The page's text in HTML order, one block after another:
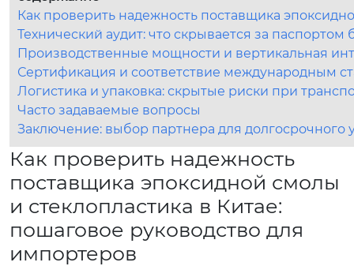
Как проверить надежность поставщика
Технический аудит: что скрывается за паспортом
Производственные мощности и вертикальная
Сертификация и соответствие международным
Логистика и упаковка: скрытые риски при
Часто задаваемые вопросы
Заключение: выбор партнера для долгосрочного
Как проверить надежность
поставщика эпоксидной смолы
и стеклопластика в Китае:
пошаговое руководство для
импортеров